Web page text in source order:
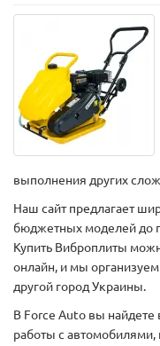
выполнения других
Наш сайт предлагает
бюджетных моделей до
Купить Виброплиты
онлайн, и мы
другой город Украины.
В Force Auto вы найдете
работы с автомобилями,